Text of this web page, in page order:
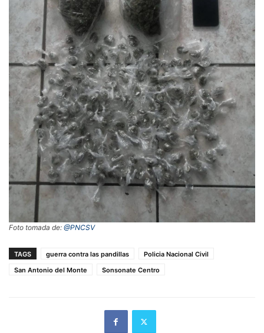
Foto tomada de: @PNCSV
TAGS guerra contra las pandillas
Policia Nacional Civil
San Antonio del Monte
Sonsonate Centro